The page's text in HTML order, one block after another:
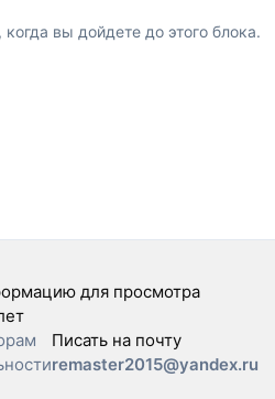
вы дойдете до этого блока.
для просмотра
Писать на почту
remaster2015@yandex.ru